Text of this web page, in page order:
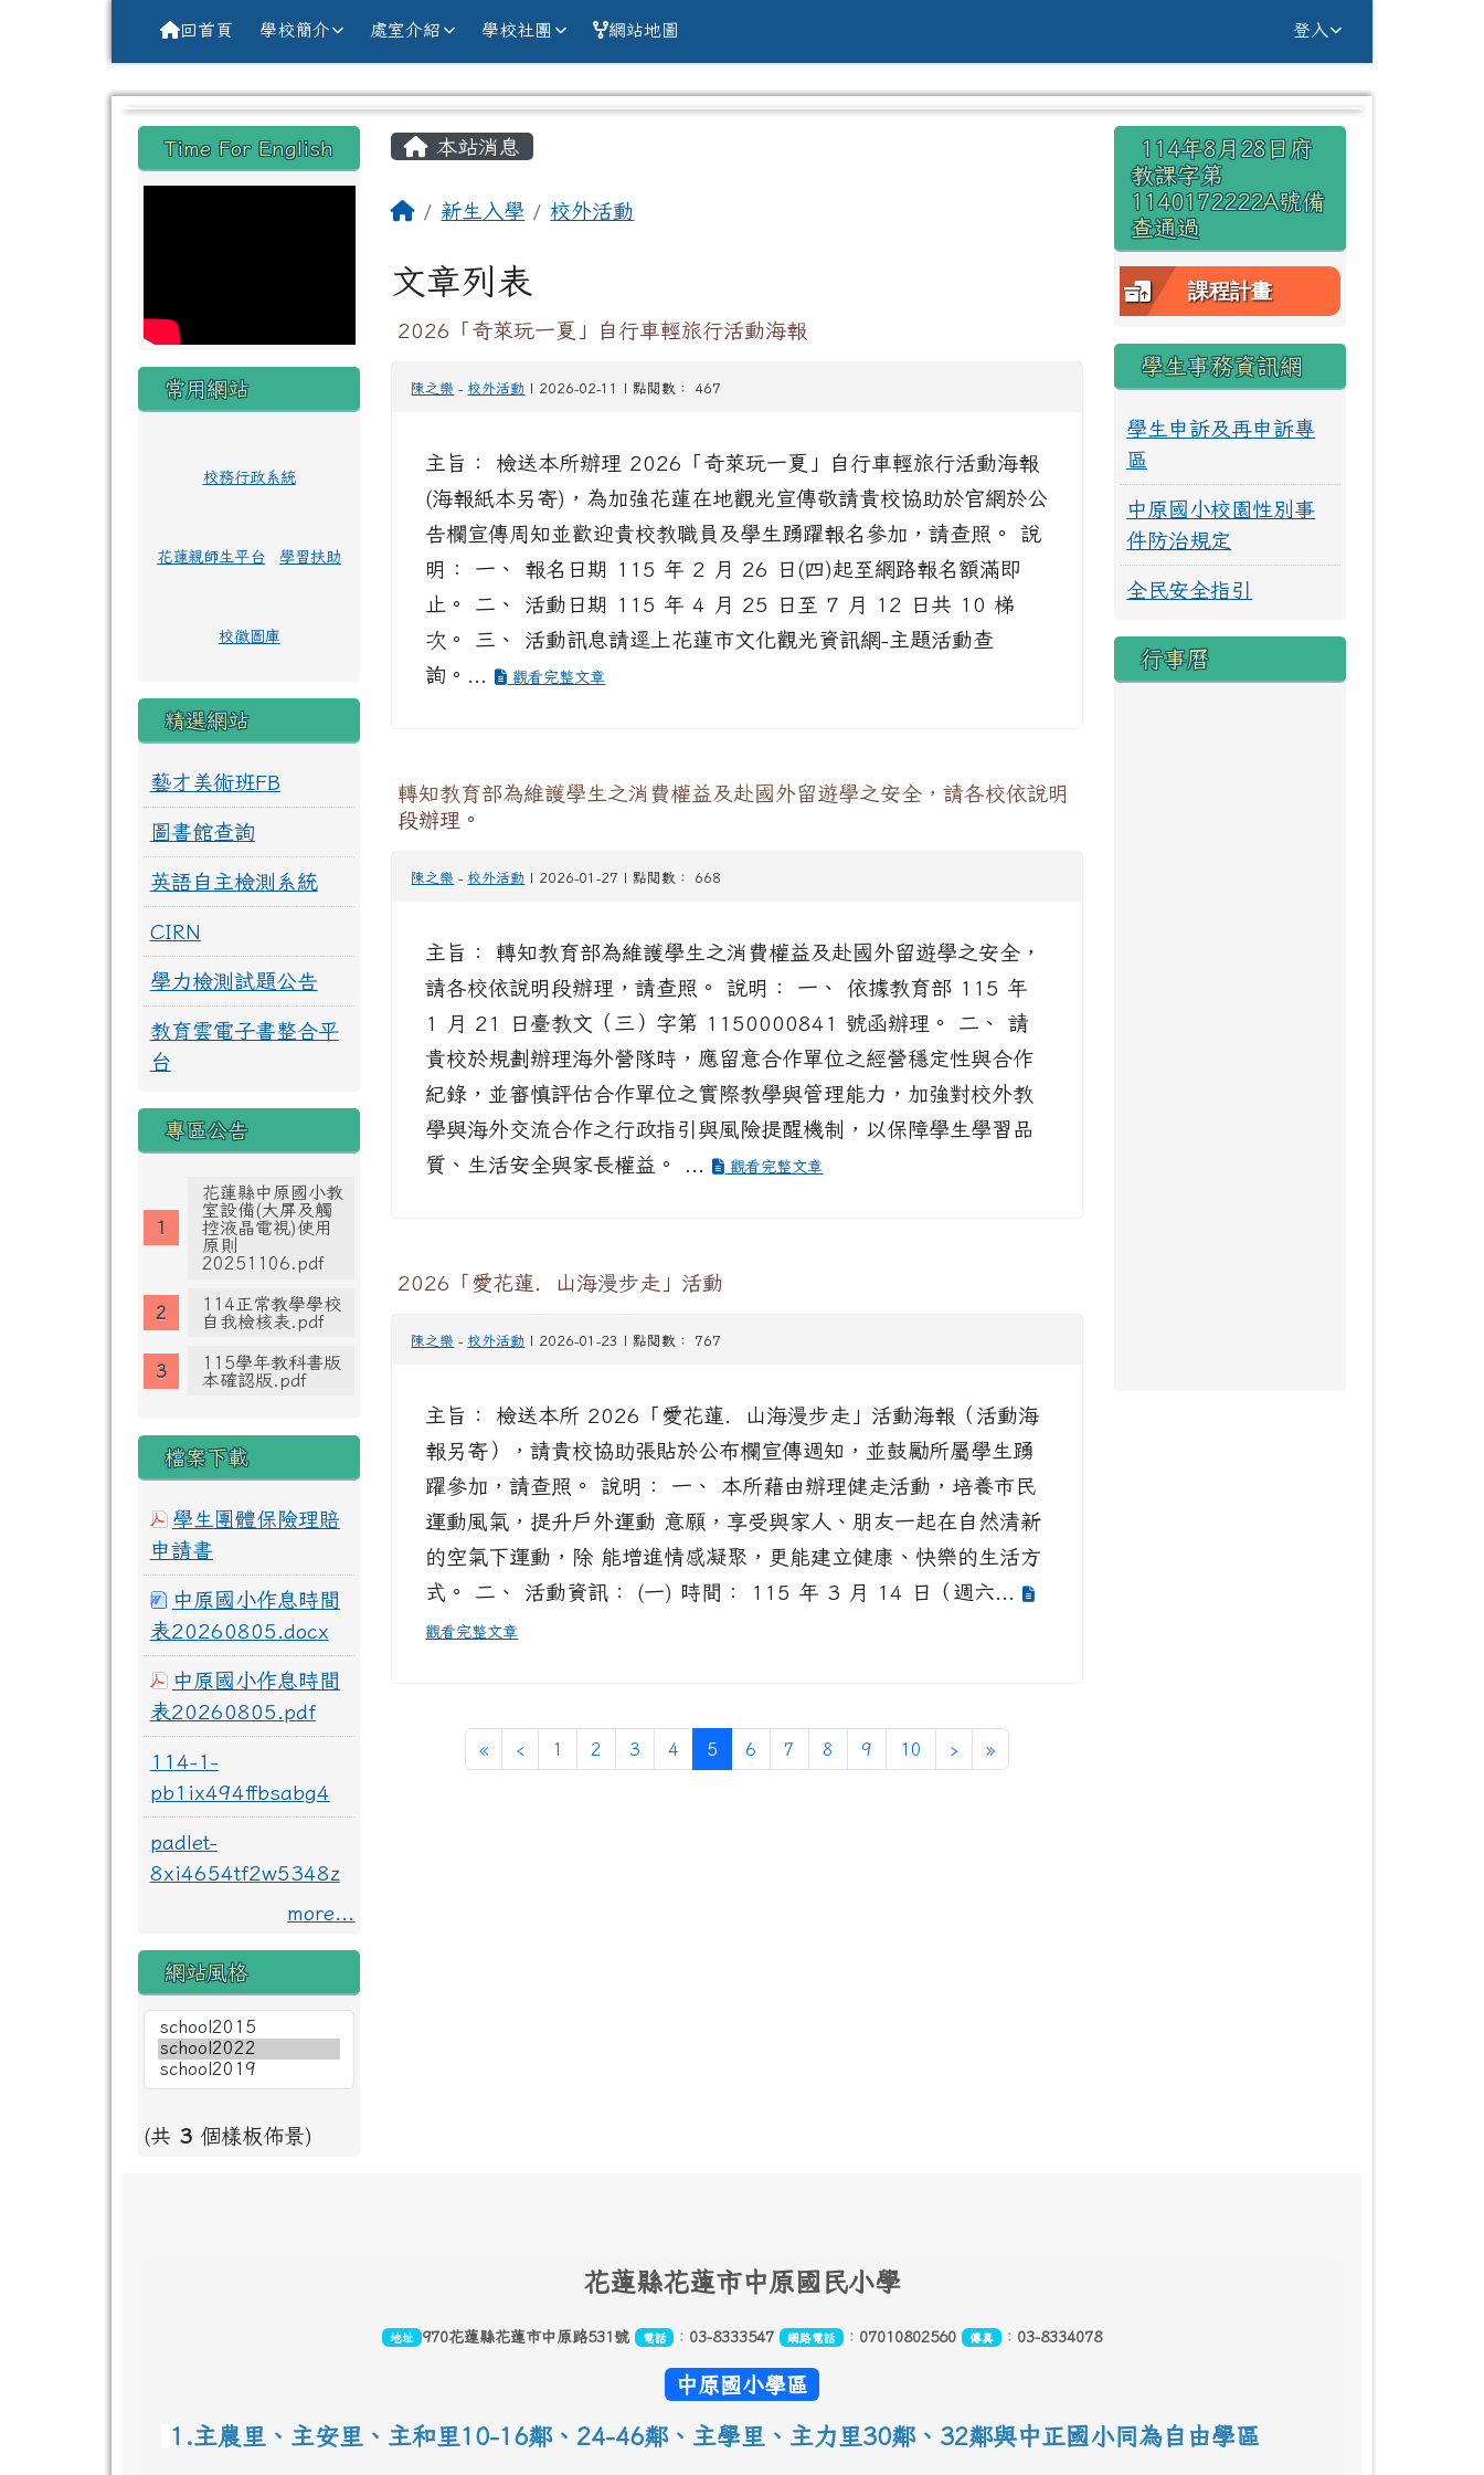
花蓮縣花蓮市中原國小全球資訊網Hualien county Chung Yuan Primary
回首頁 學校簡介 處室介紹 學校社團 網站地圖 登入
⏸
左邊區域內容
Time For English
常用網站
校務行政系統
花蓮親師生平台 學習扶助
校徽圖庫
精選網站
藝才美術班FB
圖書館查詢
英語自主檢測系統
CIRN
學力檢測試題公告
教育雲電子書整合平
台
專區公告
花蓮縣中原國小教
室設備(大屏及觸
控液晶電視)使用
原則
20251106.pdf
114正常教學學校
自我檢核表.pdf
115學年教科書版
本確認版.pdf
檔案下載
學生團體保險理賠
申請書
中原國小作息時間
表20260805.docx
中原國小作息時間
表20260805.pdf
114-1-
pb1ix494ffbsabg4
padlet-
8xi4654tf2w5348z
more...
網站風格
(共 3個樣板佈景)
主內容區域
本站消息
回首頁
新生入學 校外活動
文章列表
2026「奇萊玩一夏」自行車輕旅行活動海報
陳之樂 -校外活動 | 2026-02-11 | 點閱數： 467
主旨： 檢送本所辦理 2026「奇萊玩一夏」自行車輕旅行活動海報
(海報紙本另寄)，為加強花蓮在地觀光宣傳敬請貴校協助於官網於公
告欄宣傳周知並歡迎貴校教職員及學生踴躍報名參加，請查照。 說
明： 一、 報名日期 115 年 2 月 26 日(四)起至網路報名額滿即
止。 二、 活動日期 115 年 4 月 25 日至 7 月 12 日共 10 梯
次。 三、 活動訊息請逕上花蓮市文化觀光資訊網-主題活動查
詢。...
觀看完整文章
轉知教育部為維護學生之消費權益及赴國外留遊學之安全，請各校依說明
段辦理。
陳之樂 -校外活動 | 2026-01-27 | 點閱數： 668
主旨： 轉知教育部為維護學生之消費權益及赴國外留遊學之安全，
請各校依說明段辦理，請查照。 說明： 一、 依據教育部 115 年
1 月 21 日臺教文（三）字第 1150000841 號函辦理。 二、 請
貴校於規劃辦理海外營隊時，應留意合作單位之經營穩定性與合作
紀錄，並審慎評估合作單位之實際教學與管理能力，加強對校外教
學與海外交流合作之行政指引與風險提醒機制，以保障學生學習品
質、生活安全與家長權益。 ...
觀看完整文章
2026「愛花蓮．山海漫步走」活動
陳之樂 -校外活動 | 2026-01-23 | 點閱數： 767
主旨： 檢送本所 2026「愛花蓮．山海漫步走」活動海報（活動海
報另寄），請貴校協助張貼於公布欄宣傳週知，並鼓勵所屬學生踴
躍參加，請查照。 說明： 一、 本所藉由辦理健走活動，培養市民
運動風氣，提升戶外運動 意願，享受與家人、朋友一起在自然清新
的空氣下運動，除 能增進情感凝聚，更能建立健康、快樂的生活方
式。 二、 活動資訊： (一) 時間： 115 年 3 月 14 日（週六...
觀看完整文章
«第一頁
‹ 上一頁
1 2 3 4 5 (目前頁次)
6 7 8 9 10 ›下一頁
»最後頁
右邊區域內容
114年8月28日府
教課字第
1140172222A號備
查通過
課程計畫
學生事務資訊網
學生申訴及再申訴專
區
中原國小校園性別事
件防治規定
全民安全指引
行事曆
頁尾區域
花蓮縣花蓮市中原國民小學
地址 970花蓮縣花蓮市中原路531號 電話 ： 03-8333547 網路電話 ： 07010802560 傳真 ： 03-8334078
中原國小學區
1.主農里、主安里、主和里10-16鄰、 24-46鄰、主學里、主力里30鄰、 32鄰與中正國小同為自由學區